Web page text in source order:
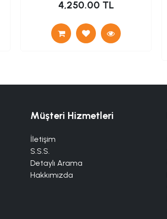
4,250.00 TL
Müşteri Hizmetleri
İletişim
S.S.S.
Detaylı Arama
Hakkımızda